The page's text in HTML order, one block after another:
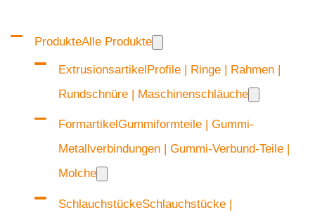
ProdukteAlle Produkte
ExtrusionsartikelProfile | Ringe | Rahmen |
Rundschnüre | Maschinenschläuche
FormartikelGummiformteile | Gummi-
Metallverbindungen | Gummi-Verbund-Teile |
Molche
SchlauchstückeSchlauchstücke |